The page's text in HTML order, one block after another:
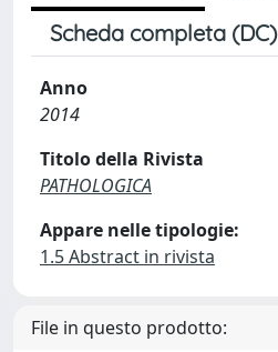
Scheda completa (DC)
Anno
2014
Titolo della Rivista
PATHOLOGICA
Appare nelle tipologie:
1.5 Abstract in rivista
File in questo prodotto: